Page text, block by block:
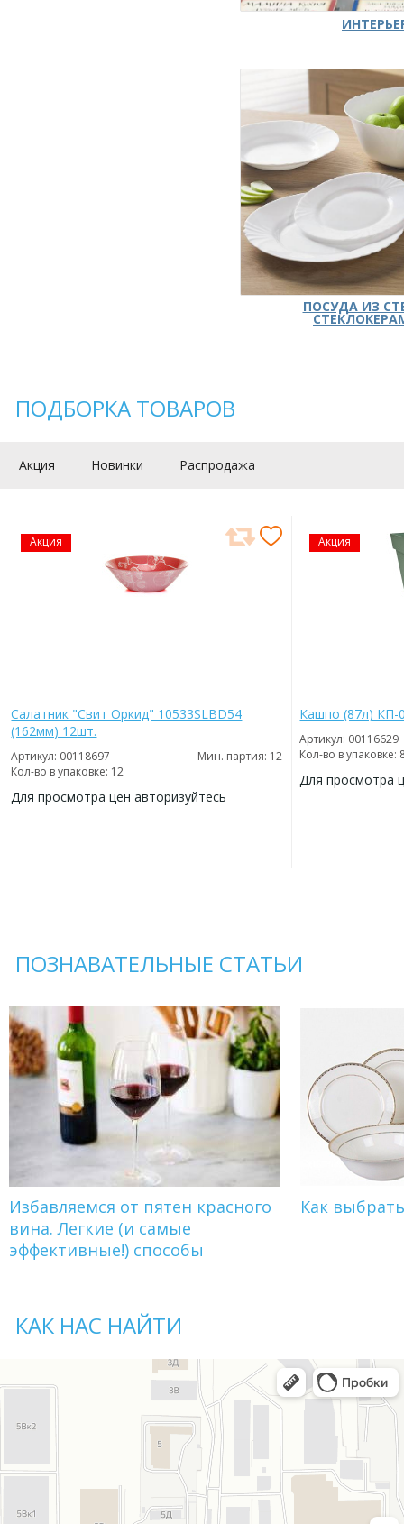
ПОСУДА ИЗ
ПОДБОРКА ТОВАРОВ
Акция Новинки Распродажа
Акция
Салатник "Свит Оркид" 10533SLBD54
(162мм) 12шт.
Артикул: 00118697
Мин. партия: 12
Кол-во в упаковке: 12
Для просмотра цен авторизуйтесь
Акция
Кашпо (87л) КП-
Артикул: 00116629
Кол-во в упаковке:
Для просмотра
ПОЗНАВАТЕЛЬНЫЕ СТАТЬИ
Избавляемся от пятен красного
вина. Легкие (и самые
эффективные!) способы
Как
КАК НАС НАЙТИ